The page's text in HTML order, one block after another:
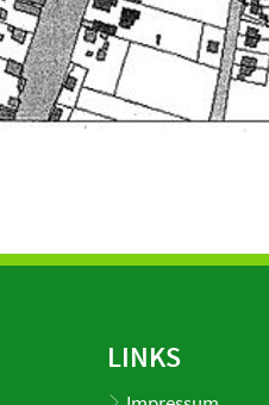
LINKS